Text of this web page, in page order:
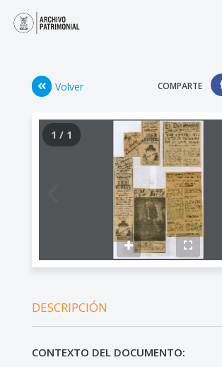
Volver COMPARTE
1 / 1
DESCRIPCIÓN
CONTEXTO DEL DOCUMENTO: